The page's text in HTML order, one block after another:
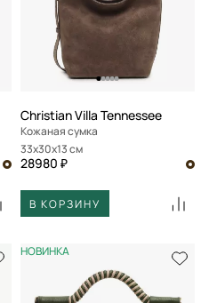
Christian Villa Tennessee
Кожаная сумка
33x30x13 см
28980 ₽
В КОРЗИНУ
НОВИНКА